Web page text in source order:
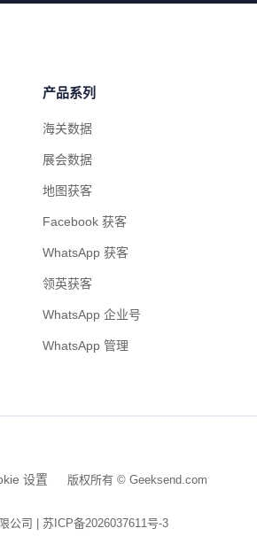
产品系列
海关数据
展会数据
地图获客
Facebook 获客
WhatsApp 获客
领英获客
WhatsApp 企业号
WhatsApp 管理
设置 版权所有 © Geeksend.com
公司 | 苏ICP备2026037611号-3